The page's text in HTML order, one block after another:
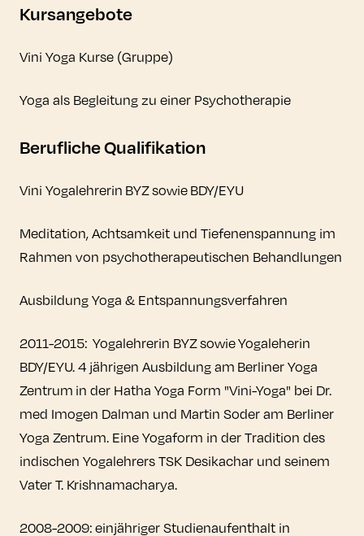
Kursangebote
Vini Yoga Kurse (Gruppe)
Yoga als Begleitung zu einer Psychotherapie
Berufliche Qualifikation
Vini Yogalehrerin BYZ sowie BDY/EYU
Meditation, Achtsamkeit und Tiefenenspannung im
Rahmen von psychotherapeutischen Behandlungen
Ausbildung Yoga & Entspannungsverfahren
2011-2015: Yogalehrerin BYZ sowie Yogaleherin
BDY/EYU. 4 jährigen Ausbildung am Berliner Yoga
Zentrum in der Hatha Yoga Form "Vini-Yoga" bei Dr.
med Imogen Dalman und Martin Soder am Berliner
Yoga Zentrum. Eine Yogaform in der Tradition des
indischen Yogalehrers TSK Desikachar und seinem
Vater T. Krishnamacharya.
2008-2009: einjähriger Studienaufenthalt in